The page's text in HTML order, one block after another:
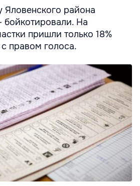
Яловенского района
На
пришли только 18%
правом голоса.